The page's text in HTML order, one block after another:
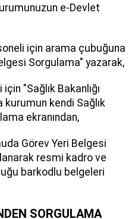
e-Devlet
için arama çubuğuna
Sorgulama" yazarak,
"Sağlık Bakanlığı
kurumun kendi Sağlık
ekranından,
Görev Yeri Belgesi
resmi kadro ve
barkodlu belgeleri
SORGULAMA